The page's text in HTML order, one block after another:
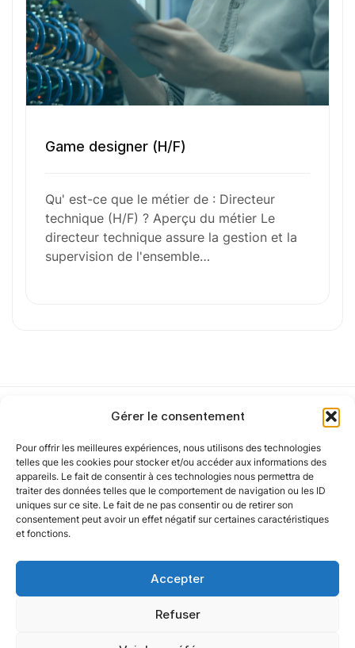
Gérer le consentement
Pour offrir les meilleures expériences, nous utilisons des technologies
telles que les cookies pour stocker et/ou accéder aux informations des
appareils. Le fait de consentir à ces technologies nous permettra de
traiter des données telles que le comportement de navigation ou les ID
uniques sur ce site. Le fait de ne pas consentir ou de retirer son
consentement peut avoir un effet négatif sur certaines caractéristiques
et fonctions.
Accepter
Refuser
Sélectionner une agence Oxygène Intérim/ BTT
ou
Parcourir les fichiers
J'
Game designer (H/F)
Qu' est-ce que le métier de : Directeur
technique (H/F) ? Aperçu du métier Le
directeur technique assure la gestion et la
supervision de l'ensemble…
Notre politique
Nos agences
Nos autres marques
Nos réseaux